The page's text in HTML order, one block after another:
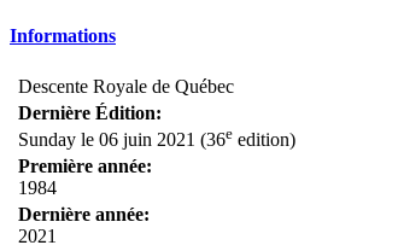
Informations
Descente Royale de Québec
Dernière Édition:
Sunday le 06 juin 2021 (36e edition)
Première année:
1984
Dernière année:
2021